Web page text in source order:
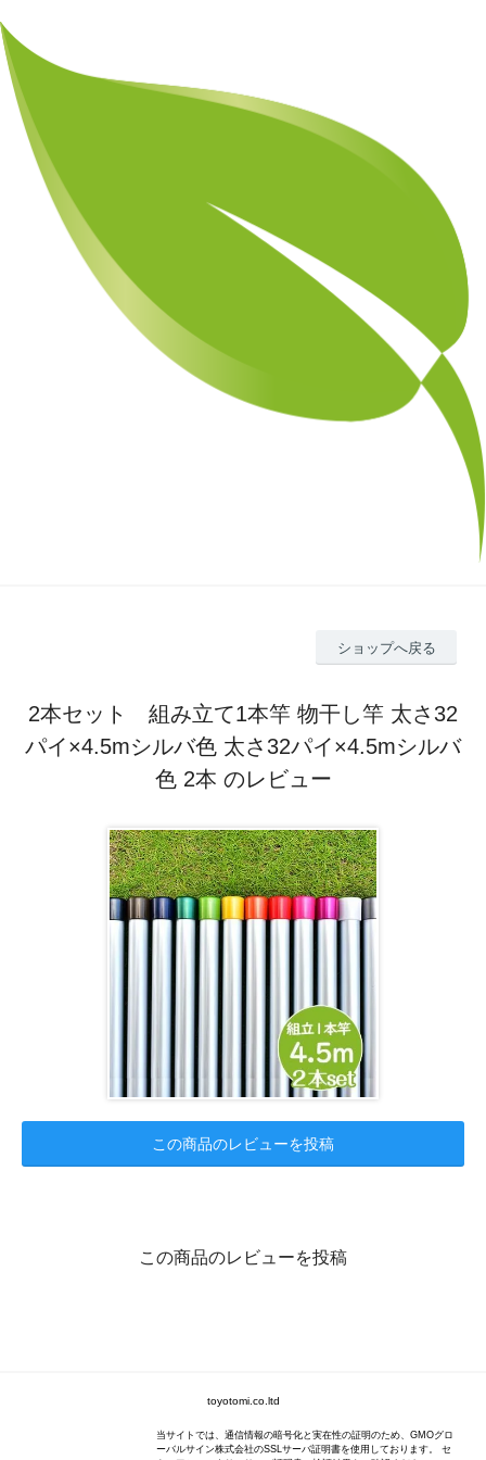
ショップへ戻る
2本セット 組み立て1本竿 物干し竿 太さ32
パイ×4.5mシルバ色 太さ32パイ×4.5mシルバ
色 2本 のレビュー
この商品のレビューを投稿
この商品のレビューを投稿
toyotomi.co.ltd
当サイトでは、通信情報の暗号化と実在性の証明のため、GMOグロ
ーバルサイン株式会社のSSLサーバ証明書を使用しております。 セ